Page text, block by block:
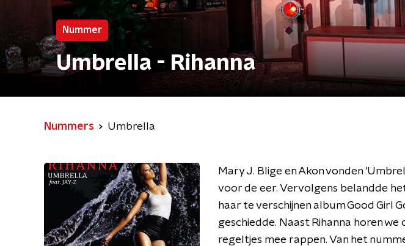
Nummer
Umbrella - Rihanna
Nummers Umbrella
Mary J. Blige en Akon vonden
voor de eer. Vervolgens belandde
haar te verschijnen album Good Girl
geschiedde. Naast Rihanna horen
regeltjes mee rappen. Van het